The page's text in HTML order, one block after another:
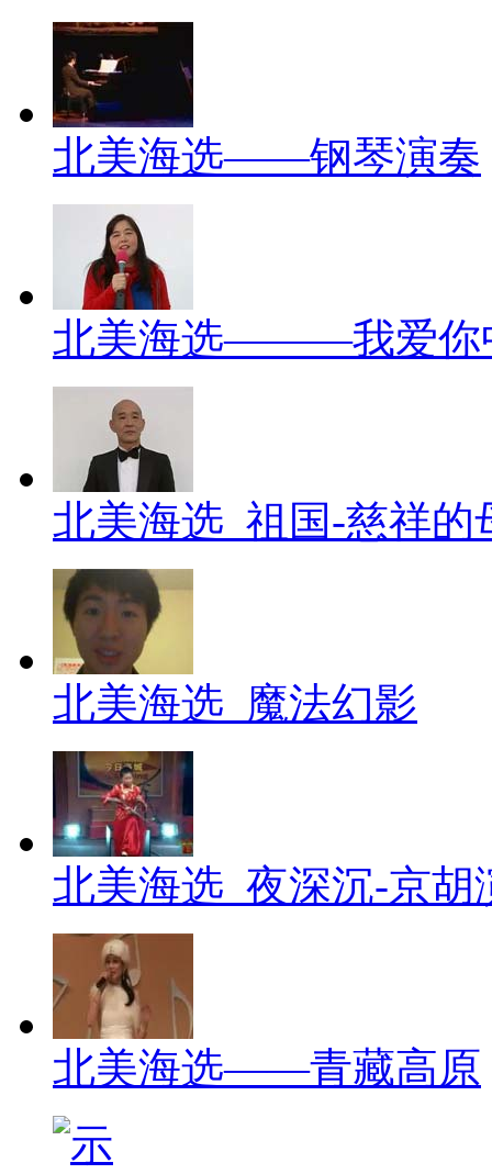
北美海选——钢琴演奏
北美海选———我爱你
北美海选_祖国-慈祥的
北美海选_魔法幻影
北美海选_夜深沉-京胡
北美海选——青藏高原